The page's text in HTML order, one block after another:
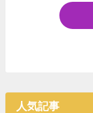
人気記事